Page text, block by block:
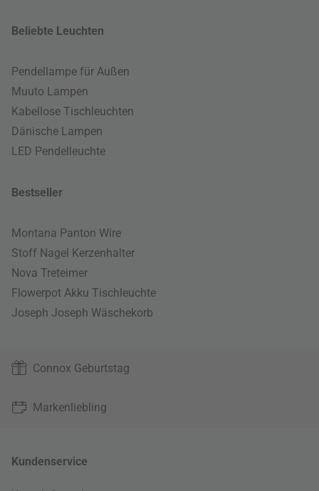
Beliebte Leuchten
Pendellampe für Außen
Muuto Lampen
Kabellose Tischleuchten
Dänische Lampen
LED Pendelleuchte
Bestseller
Montana Panton Wire
Stoff Nagel Kerzenhalter
Nova Treteimer
Flowerpot Akku Tischleuchte
Joseph Joseph Wäschekorb
Connox Geburtstag
Markenliebling
Kundenservice